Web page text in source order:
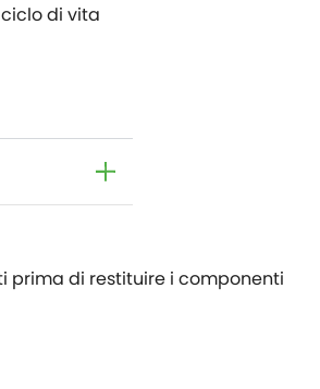
di vita
prima di restituire i componenti